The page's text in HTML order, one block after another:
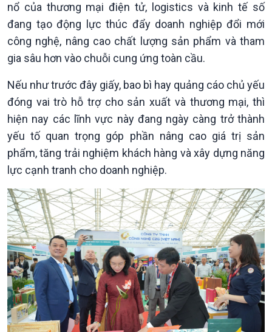
Chính trị
Tin Chính trị
Chính phủ với người dân
Quốc hội với cử tri
Xây dựng đảng
Đảng trong cuộc sống
Nhận diện sự thật
Tin thế giới
Vấn đề quốc tế
Hồ sơ sự kiện quốc tế
Thế giới & Việt Nam
Biên cương - Một dải vững
bền
nổ của thương mại điện tử, logistics và kinh tế số
đang tạo động lực thúc đẩy doanh nghiệp đổi mới
công nghệ, nâng cao chất lượng sản phẩm và tham
gia sâu hơn vào chuỗi cung ứng toàn cầu.
Nếu như trước đây giấy, bao bì hay quảng cáo chủ yếu
đóng vai trò hỗ trợ cho sản xuất và thương mại, thì
hiện nay các lĩnh vực này đang ngày càng trở thành
yếu tố quan trọng góp phần nâng cao giá trị sản
phẩm, tăng trải nghiệm khách hàng và xây dựng năng
lực cạnh tranh cho doanh nghiệp.